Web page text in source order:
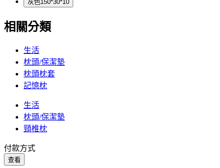
灰色150*30*10
相關分類
生活
枕頭/保潔墊
枕頭枕套
記憶枕
生活
枕頭/保潔墊
頸椎枕
付款方式
查看